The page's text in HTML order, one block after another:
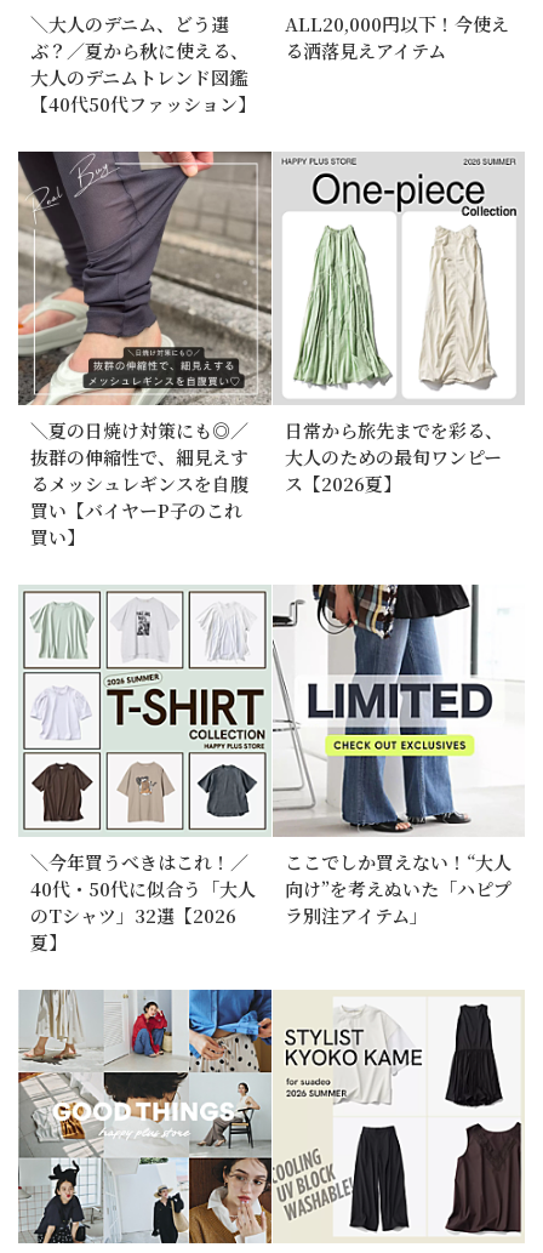
＼大人のデニム、どう選
ぶ？／夏から秋に使える、
大人のデニムトレンド図鑑
【40代50代ファッション】
ALL20,000円以下！今使え
る洒落見えアイテム
＼夏の日焼け対策にも◎／
抜群の伸縮性で、細見えす
るメッシュレギンスを自腹
買い【バイヤーP子のこれ
買い】
日常から旅先までを彩る、
大人のための最旬ワンピー
ス【2026夏】
＼今年買うべきはこれ！／
40代・50代に似合う「大人
のTシャツ」32選【2026
夏】
ここでしか買えない！“大人
向け”を考えぬいた「ハピプ
ラ別注アイテム」